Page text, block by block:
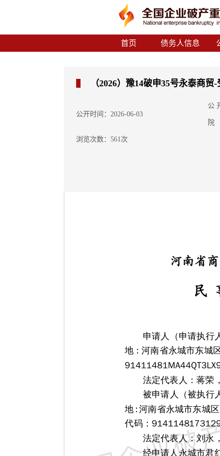
首页 债务人信息
（2026）豫14破申35号永泰商贸-
公开时间：2026-06-03
公
院
浏览次数：561次